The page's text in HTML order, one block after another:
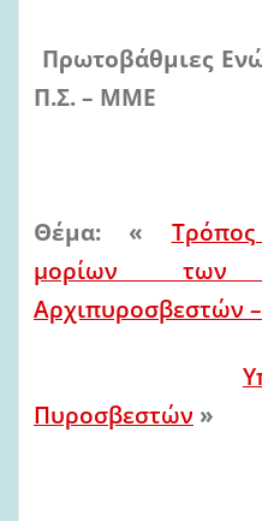
Πρωτοβάθμιες
Π.Σ. – ΜΜΕ
Θέμα: «
μορίων
Αρχιπυροσβεστών –
Πυροσβεστών »